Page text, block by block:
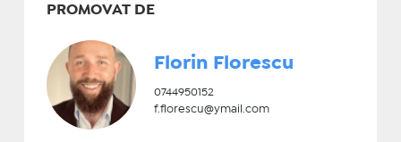
PROMOVAT DE
Florin Florescu
0744950152
f.florescu@ymail.com